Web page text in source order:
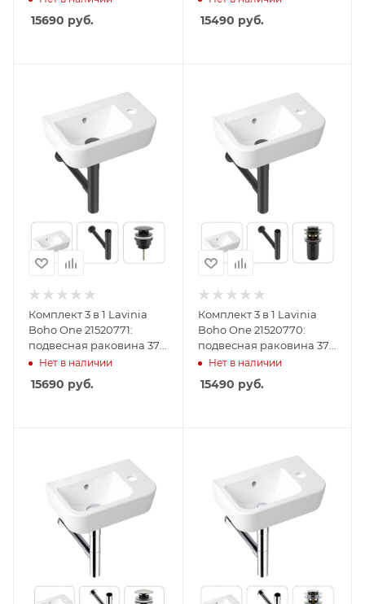
сифон, донный клапан
15690 руб.
сифон, донный клапан
15490 руб.
Комплект 3 в 1 Lavinia
Boho One 21520771:
подвесная раковина 37
см, металлический
сифон, донный клапан
Нет в наличии
15690 руб.
Комплект 3 в 1 Lavinia
Boho One 21520770:
подвесная раковина 37
см, металлический
сифон, донный клапан
Нет в наличии
15490 руб.